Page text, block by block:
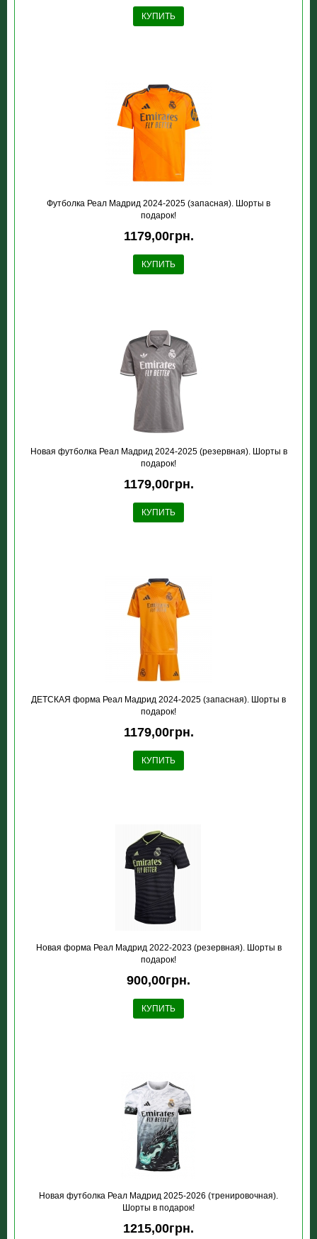
КУПИТЬ
Футболка Реал Мадрид 2024-2025 (запасная). Шорты в
подарок!
1179,00грн.
КУПИТЬ
Новая футболка Реал Мадрид 2024-2025 (резервная). Шорты в
подарок!
1179,00грн.
КУПИТЬ
ДЕТСКАЯ форма Реал Мадрид 2024-2025 (запасная). Шорты в
подарок!
1179,00грн.
КУПИТЬ
Новая форма Реал Мадрид 2022-2023 (резервная). Шорты в
подарок!
900,00грн.
КУПИТЬ
Новая футболка Реал Мадрид 2025-2026 (тренировочная).
Шорты в подарок!
1215,00грн.